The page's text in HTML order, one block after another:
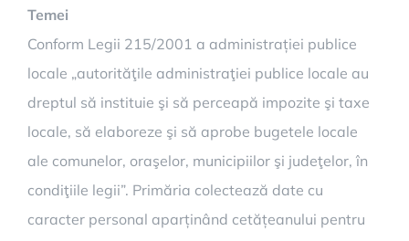
Temei
Conform Legii 215/2001 a administrației publice
locale „autorităţile administraţiei publice locale au
dreptul să instituie şi să perceapă impozite şi taxe
locale, să elaboreze şi să aprobe bugetele locale
ale comunelor, oraşelor, municipiilor şi judeţelor, în
condiţiile legii”. Primăria colectează date cu
caracter personal aparținând cetățeanului pentru